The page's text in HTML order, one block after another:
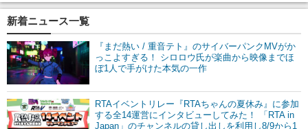
新着ニュース一覧
『まだ熱い / 重音テト』のサイバーパンクMVがか
っこよすぎる！ シロロウ氏が楽曲から映像までほ
ぼ1人で手がけた本気の一作
RTAイベントリレー『RTAちゃんの夏休み』に参加
する全14運営にインタビューしてみた！ 「RTA in
Japan」のチャンネルの貸し出しを利用し8/9から1